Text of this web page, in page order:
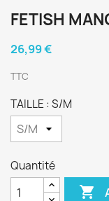
FETISH
26,99 €
TTC
TAILLE : S/M
Quantité
